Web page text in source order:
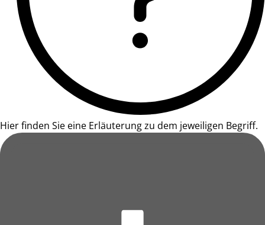
Hier finden Sie eine Erläuterung zu dem jeweiligen Begriff.